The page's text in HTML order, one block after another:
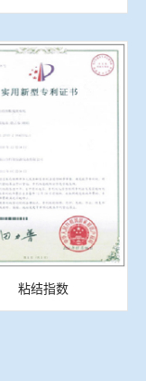
粘结指数